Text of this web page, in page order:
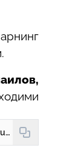
https://hudud24.uz/news/ish-beruvchi-tashkilotlarning-khukuk-laiokati-kachon-iuzaga-keladi